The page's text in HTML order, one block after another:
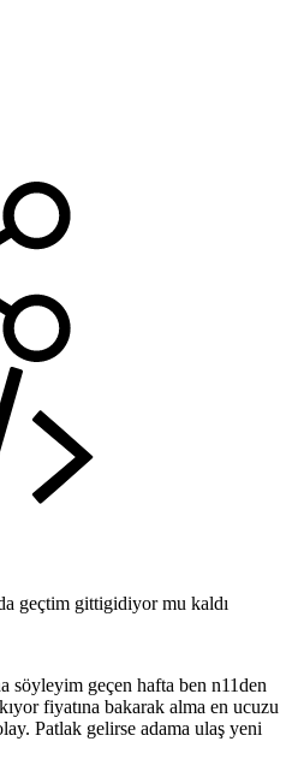
geçtim gittigidiyor mu kaldı
söyleyim geçen hafta ben n11den
fiyatına bakarak alma en ucuzu
Patlak gelirse adama ulaş yeni